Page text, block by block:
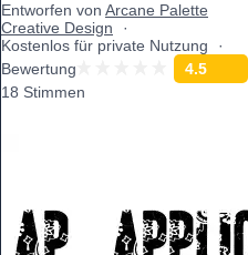
Entworfen von Arcane Palette
Creative Design
Kostenlos für private Nutzung
Bewertung
4.5
18 Stimmen